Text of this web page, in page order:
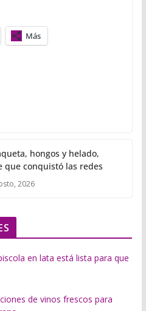
Más
hongos y helado,
que conquistó las redes
2026
en lata está lista para que
de vinos frescos para